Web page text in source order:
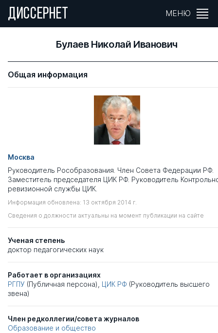
ДИССЕРНЕТ МЕНЮ
Булаев Николай Иванович
Общая информация
Москва
Руководитель Рособразования. Член Совета Федерации РФ.
Заместитель председателя ЦИК РФ. Руководитель
ревизионной службы ЦИК.
Информация обновлена: 13 октября 2014 г.
Сведения о должности актуальны на момент публикации на сайте
Ученая степень
доктор педагогических наук
Работает в организациях
РГПУ (Публичная персона), ЦИК РФ (Руководитель высшего
звена)
Член редколлегии/совета журналов
Образование и общество